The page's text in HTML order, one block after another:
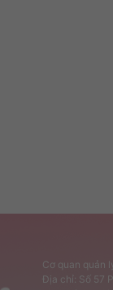
Cơ quan quản
Địa chỉ: Số 57